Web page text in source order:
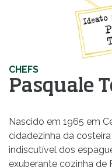
CHEFS
Pasquale
Nascido em 1965 em
cidadezinha da
indiscutível dos
exuberante cozinha de